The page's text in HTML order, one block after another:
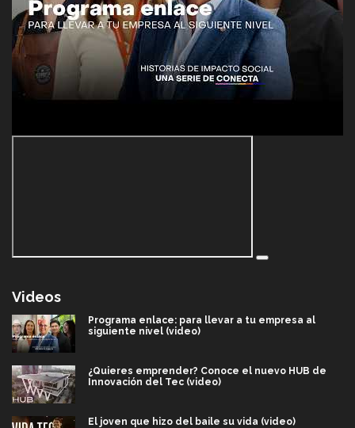
Videos
Programa enlace: para llevar a tu empresa al
siguiente nivel (video)
¿Quieres emprender? Conoce el nuevo HUB de
Innovación del Tec (video)
El joven que hizo del baile su vida (video)